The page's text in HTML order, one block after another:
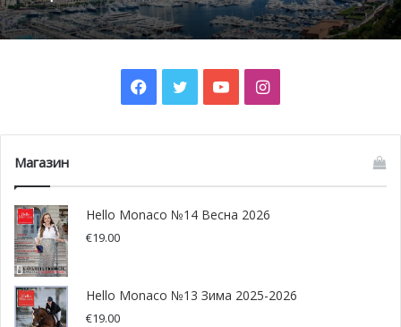
Facebook
TwitterYouTubeInstagram
Магазин
Hello Monaco №14 Весна 2026
€19.00
Hello Monaco №13 Зима 2025-2026
€19.00